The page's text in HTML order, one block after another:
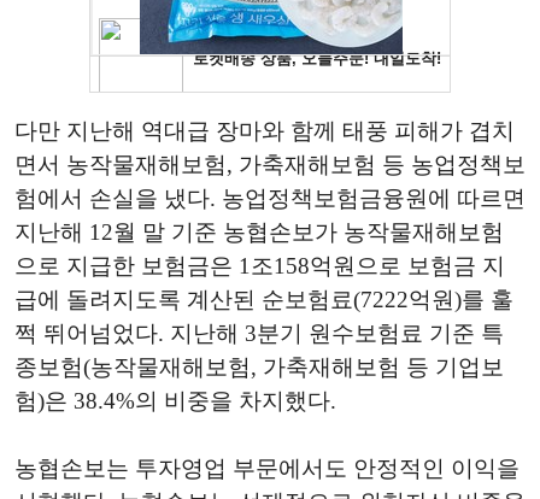
다만 지난해 역대급 장마와 함께 태풍 피해가 겹치
면서 농작물재해보험, 가축재해보험 등 농업정책보
험에서 손실을 냈다. 농업정책보험금융원에 따르면
지난해 12월 말 기준 농협손보가 농작물재해보험
으로 지급한 보험금은 1조158억원으로 보험금 지
급에 돌려지도록 계산된 순보험료(7222억원)를 훌
쩍 뛰어넘었다. 지난해 3분기 원수보험료 기준 특
종보험(농작물재해보험, 가축재해보험 등 기업보
험)은 38.4%의 비중을 차지했다.
농협손보는 투자영업 부문에서도 안정적인 이익을